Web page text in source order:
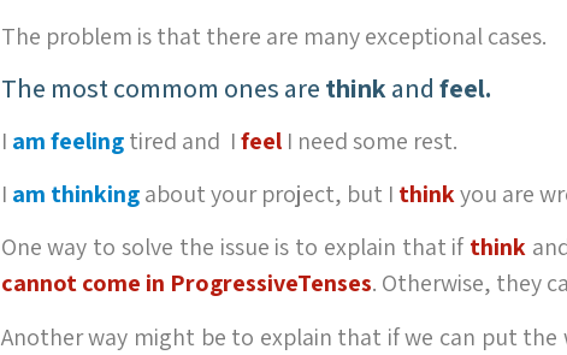
The problem is that there are many exceptional cases.
The most commom ones are think and feel.
I am feelingtired and IfeelI need some rest.
I am thinkingabout your project, but I thinkyou are
One way to solve the issue is to explain that ifthink
cannot come in ProgressiveTenses. Otherwise, they
Another way might be to explain that if we can put the